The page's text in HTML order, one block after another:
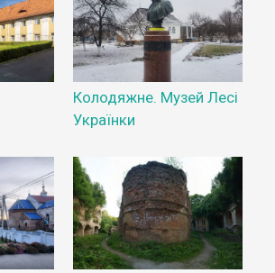
Колодяжне. Музей Лесі
Українки